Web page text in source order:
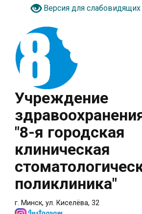
Версия для слабовидящих
Учреждение
"8-я городская
клиническая
поликлиника"
г. Минск, ул. Киселёва, 32